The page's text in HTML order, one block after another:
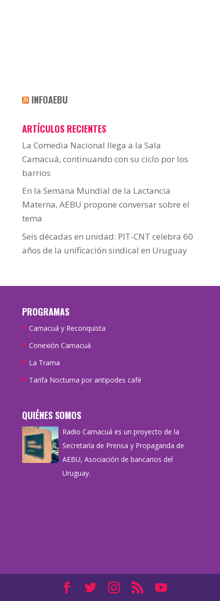
INFOAEBU
ARTÍCULOS RECIENTES
La Comedia Nacional llega a la Sala
Camacuá, continuando con su ciclo por los
barrios
En la Semana Mundial de la Lactancia
Materna, AEBU propone conversar sobre el
tema
Seis décadas en unidad: PIT-CNT celebra 60
años de la unificación sindical en Uruguay
PROGRAMAS
Camacuá y Reconquista
Conexión Camacuá
La Trama
Tarifa Nocturna por antipodes café
QUIÉNES SOMOS
Radio Camacuá es un proyecto de la
Secretaría de Prensa y Propaganda de
AEBU, Asociación de bancarios del
Uruguay.